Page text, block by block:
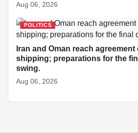
Aug 06, 2026
POLITICS
Iran and Oman reach
shipping; preparations for the
swing.
Aug 06, 2026